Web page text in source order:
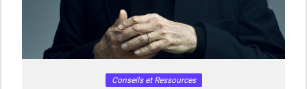
Conseils et Ressources